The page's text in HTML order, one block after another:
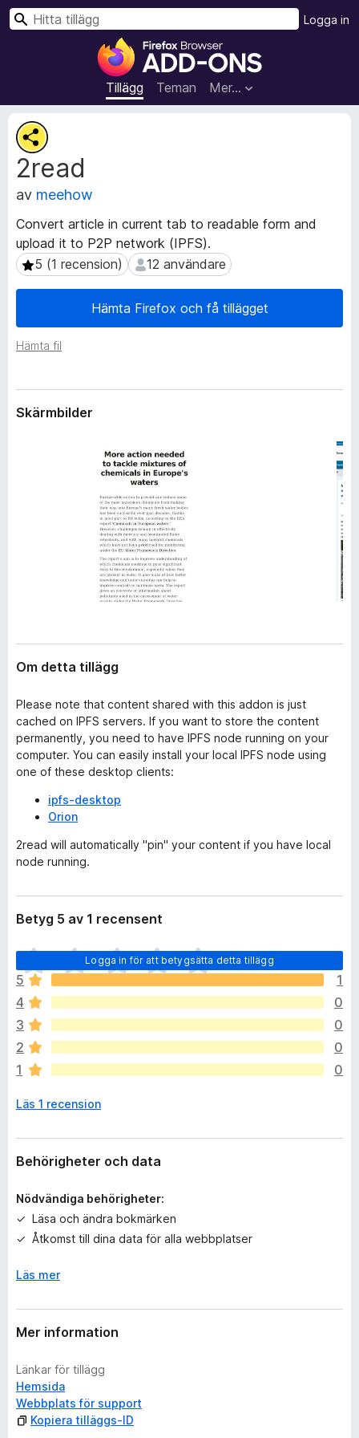
W
e
b
b
t
i
l
l
g
r
r
e
o
Tillägg Teman Mer…
Logga in
S
2read
av meehow
Convert article in current tab to readable form and
upload it to P2P network (IPFS).
5 (1 recension)
5 (1 recension) 12 användare
12 användare
Hämta Firefox och få tillägget
Hämta fil
M
e
t
a
d
t
a
f
ö
i
l
g
Skärmbilder
Om detta tillägg
Please note that content shared with this addon is just
cached on IPFS servers. If you want to store the content
permanently, you need to have IPFS node running on your
computer. You can easily install your local IPFS node using
one of these desktop clients:
ipfs-desktop
Orion
2read will automatically "pin" your content if you have local
node running.
Betyg 5 av 1 recensent
Logga in för att betygsätta detta tillägg
D
e
t
f
i
n
n
s
n
a
b
t
g
ä
5
1
4
0
3
0
2
0
1
0
Läs 1 recension
Behörigheter och data
Nödvändiga behörigheter:
Läsa och ändra bokmärken
Åtkomst till dina data för alla webbplatser
Läs mer
Mer information
Länkar för tillägg
Hemsida
Webbplats för support
Kopiera tilläggs-ID